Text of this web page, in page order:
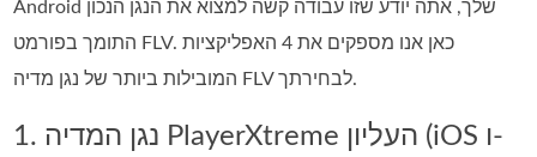
Android שלך, אתה יודע שזו עבודה קשה למצוא את הנגן הנכון
התומך בפורמט FLV. כאן אנו מספקים את 4 האפליקציות
המובילות ביותר של נגן מדיה FLV לבחירתך.
1. נגן המדיה PlayerXtreme העליון (iOS ו-